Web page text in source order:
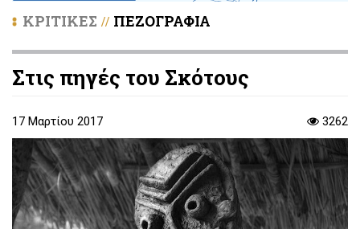
ΚΡΙΤΙΚΕΣ // ΠΕΖΟΓΡΑΦΙΑ
Στις πηγές του Σκότους
17 Μαρτίου 2017 3262